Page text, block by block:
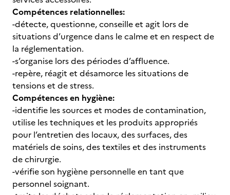
Compétences relationnelles:
-détecte, questionne, conseille et agit lors de
situations d’urgence dans le calme et en respect de
la réglementation.
-s’organise lors des périodes d’affluence.
-repère, réagit et désamorce les situations de
tensions et de stress.
Compétences en hygiène:
-identifie les sources et modes de contamination,
utilise les techniques et les produits appropriés
pour l’entretien des locaux, des surfaces, des
matériels de soins, des textiles et des instruments
de chirurgie.
-vérifie son hygiène personnelle en tant que
personnel soignant.